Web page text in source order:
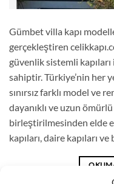
Gümbet villa kapı
gerçekleştiren
güvenlik sistemli
sahiptir. Türkiye’nin her
sınırsız farklı model ve
dayanıklı ve uzun
birleştirilmesinden elde
kapıları, daire kapıları